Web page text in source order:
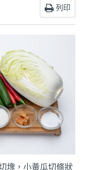
列印
塊，小黃瓜切條狀